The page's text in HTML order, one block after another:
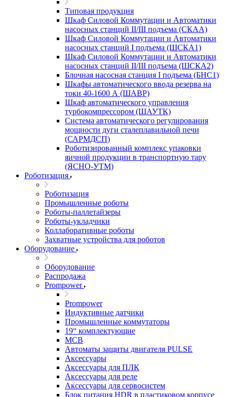
Типовая продукция
Шкаф Силовой Коммутации и Автоматики
насосных станций II/III подъема (СКАА)
Шкаф Силовой Коммутации и Автоматики
насосных станций I подъема (ШСКА1)
Шкаф Силовой Коммутации и Автоматики
насосных станций II/III подъема (ШСКА2)
Блочная насосная станция I подъема (БНС1)
Шкафы автоматического ввода резерва на
токи 40-1600 А (ШАВР)
Шкаф автоматического управления
турбокомпрессором (ШАУТК)
Система автоматического регулирования
мощности дуги сталеплавильной печи
(САРМДСП)
Роботизированный комплекс упаковки
яичной продукции в транспортную тару
(ЯСНО-УТМ)
Роботизация
Роботизация
Промышленные роботы
Роботы-паллетайзеры
Роботы-укладчики
Коллаборативные роботы
Захватные устройства для роботов
Оборудование
Оборудование
Распродажа
Prompower
Prompower
Индуктивные датчики
Промышленные коммутаторы
19“ комплектующие
MCB
Автоматы защиты двигателя PULSE
Аксессуары
Аксессуары для ПЛК
Аксессуары для реле
Аксессуары для сервосистем
Блок питания HDR в пластиковом корпусе